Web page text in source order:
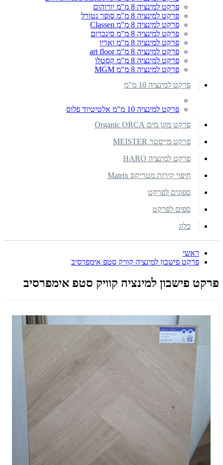
פרקט למינציה 8 מ"מ יורוהום
פרקט למינציה 8 מ"מ סופר נטורל
פרקט למינציה 8 מ"מ Classen
פרקט למינציה 8 מ"מ סינכרום
פרקט למינציה 8 מ"מ ואריו
פרקט למינציה 8 מ"מ art floor
פרקט למינציה 8 מ"מ קסטלו
פרקט למינציה 8 מ"מ MGM
פרקט למינציה 10 מ"מ
פרקט למינציה 10 מ"מ אלטיטיוד פלוס
פרקט מוגן מים Organic ORCA
פרקט מייסטר MEISTER
פרקט למינציה HARO
חיפוי קירות מטריקס Matrix
ספוגים לפרקט
ספים לפרקט
בלוג
ראשי
פרקט פישבון למינציה קוויק סטפ אימפרסיב
פרקט פישבון למינציה קוויק סטפ אימפרסיב